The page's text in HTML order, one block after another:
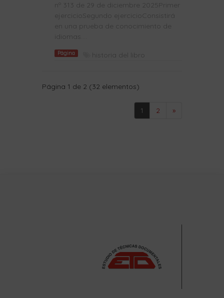
nº 313 de 29 de diciembre 2025Primer
ejercicioSegundo ejercicioConsistirá
en una prueba de conocimiento de
idiomas....
Página historia del libro
Página 1 de 2 (32 elementos)
1 2 »